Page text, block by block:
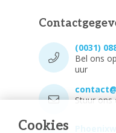
Cookies
(0031)
Bel ons
uur
Stuur ons